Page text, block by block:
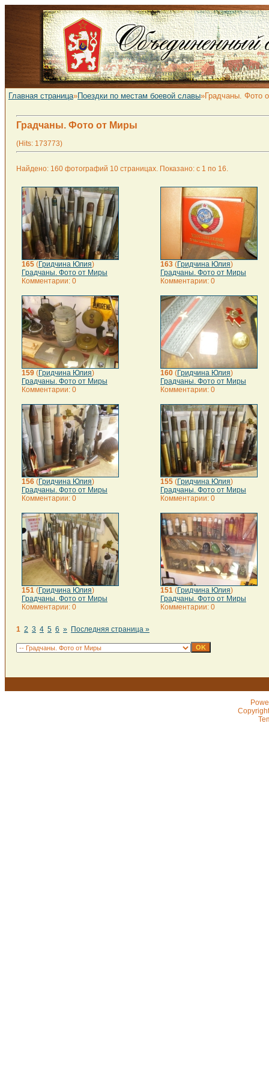
Главная страница»Поездки по местам боевой славы»Градчаны. Фото
Градчаны. Фото от Миры
(Hits: 173773)
Найдено: 160 фотографий 10 страницах. Показано: с 1 по 16.
165 (Гридчина Юлия)
Градчаны. Фото от Миры
Комментарии: 0
163 (Гридчина Юлия)
Градчаны. Фото от Миры
Комментарии: 0
159 (Гридчина Юлия)
Градчаны. Фото от Миры
Комментарии: 0
160 (Гридчина Юлия)
Градчаны. Фото от Миры
Комментарии: 0
156 (Гридчина Юлия)
Градчаны. Фото от Миры
Комментарии: 0
155 (Гридчина Юлия)
Градчаны. Фото от Миры
Комментарии: 0
151 (Гридчина Юлия)
Градчаны. Фото от Миры
Комментарии: 0
151 (Гридчина Юлия)
Градчаны. Фото от Миры
Комментарии: 0
1 2 3 4 5 6 » Последняя страница »